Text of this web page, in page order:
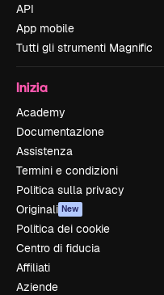
API
App mobile
Tutti gli strumenti Magnific
Inizia
Academy
Documentazione
Assistenza
Termini e condizioni
Politica sulla privacy
Originali New
Politica dei cookie
Centro di fiducia
Affiliati
Aziende